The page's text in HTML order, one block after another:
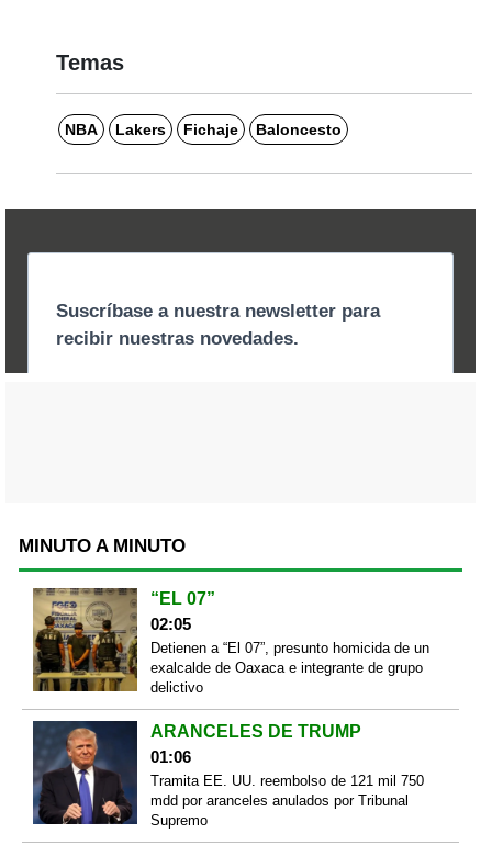
Temas
NBA Lakers Fichaje Baloncesto
MINUTO A MINUTO
“EL 07”
02:05
Detienen a “El 07”, presunto homicida de un
exalcalde de Oaxaca e integrante de grupo
delictivo
ARANCELES DE TRUMP
01:06
Tramita EE. UU. reembolso de 121 mil 750
mdd por aranceles anulados por Tribunal
Supremo